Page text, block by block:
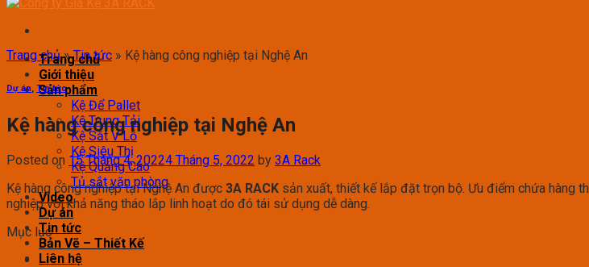
Trang chủ
Giới thiệu
Sản phẩm
Kệ Để Pallet
Kệ Trung Tải
Kệ Sắt V Lỗ
Kệ Siêu Thị
Kệ Quảng Cáo
Tủ sắt văn phòng
Video
Dự án
Tin tức
Bản Vẽ – Thiết Kế
Liên hệ
Trang chủ»Tin tức » Kệ hàng công nghiệp tại Nghệ An
Dự án, Tin tức
Kệ hàng công nghiệp tại Nghệ An
Posted on 15 Tháng 4, 20224 Tháng 5, 2022 by 3A Rack
Kệ hàng công nghiệp tại Nghệ An được 3A RACK sản xuất, thiết kế lắp đặt trọn bộ. Ưu điểm chứa hàng
nghiệp với khả năng tháo lắp linh hoạt do đó tái sử dụng dễ dàng.
Mục lục